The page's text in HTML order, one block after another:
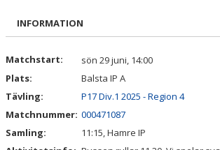
BILDGALLERI
INFORMATION
Matchstart:
sön 29 juni, 14:00
Plats:
Balsta IP A
Tävling:
P17 Div.1 2025 - Region 4
Matchnummer: 000471087
Samling:
11:15, Hamre IP